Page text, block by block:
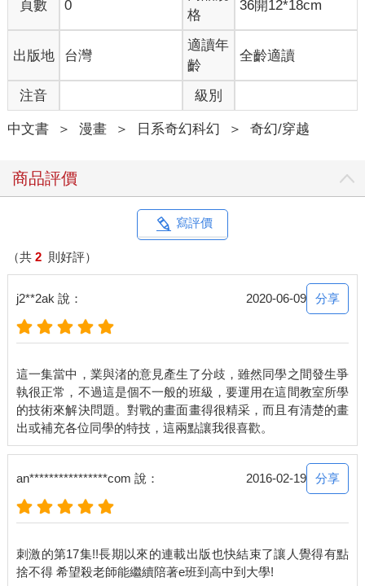
頁數 0
格
36開12*18cm
出版地 台灣
適讀年
齡
全齡適讀
注音 級別
中文書 ＞ 漫畫 ＞ 日系奇幻科幻 ＞ 奇幻/穿越
商品評價
寫評價
（共 2 則好評）
j2**2ak 說： 2020-06-09 分享
這一集當中，業與渚的意見產生了分歧，雖然同學之間發生爭
執很正常，不過這是個不一般的班級，要運用在這間教室所學
的技術來解決問題。對戰的畫面畫得很精采，而且有清楚的畫
an****************com 說： 2016-02-19 分享
刺激的第17集!!長期以來的連載出版也快結束了讓人覺得有點